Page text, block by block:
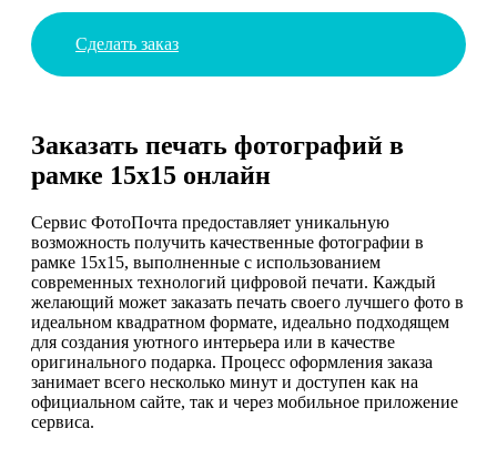
Сделать заказ
Заказать печать фотографий в
рамке 15х15 онлайн
Сервис ФотоПочта предоставляет уникальную
возможность получить качественные фотографии в
рамке 15х15, выполненные с использованием
современных технологий цифровой печати. Каждый
желающий может заказать печать своего лучшего фото в
идеальном квадратном формате, идеально подходящем
для создания уютного интерьера или в качестве
оригинального подарка. Процесс оформления заказа
занимает всего несколько минут и доступен как на
официальном сайте, так и через мобильное приложение
сервиса.